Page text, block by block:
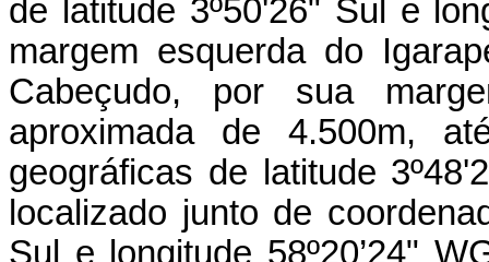
de latitude 3º50'26" Sul e
margem esquerda do
Cabeçudo, por sua
aproximada de 4.500m,
geográficas de latitude
localizado junto de
Sul e longitude 58º20’24"